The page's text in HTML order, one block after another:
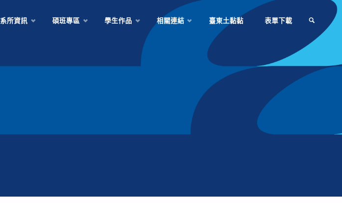
系所資訊 碩班專區 學生作品 相關連結 臺東土黏黏 表單下載